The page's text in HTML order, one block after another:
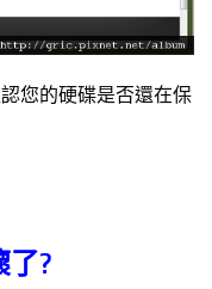
您的硬碟是否還在保
了?